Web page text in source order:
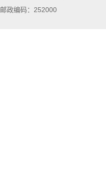
邮政编码：252000